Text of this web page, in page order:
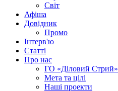
Світ
Афіша
Довідник
Промо
Інтерв'ю
Статті
Про нас
ГО «Діловий Стрий»
Мета та цілі
Наші проекти